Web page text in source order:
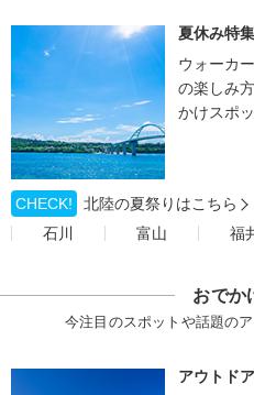
夏休み特
ウォーカ
の楽しみ
かけスポ
CHECK!
北陸の夏祭りはこちら
石川
富山 福
おでか
今注目のスポットや話題の
アウトド